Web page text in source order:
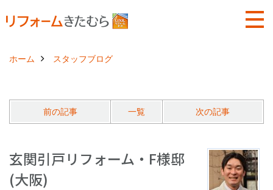
ホーム スタッフブログ
前の記事 一覧 次の記事
玄関引戸リフォーム・F様邸
(大阪)